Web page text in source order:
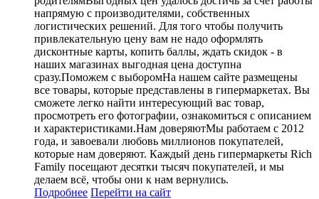
напрямую с производителями, собственных
логистических решений. Для того чтобы получить
привлекательную цену вам не надо оформлять
дисконтные карты, копить баллы, ждать скидок - в
наших магазинах выгодная цена доступна
сразу.Поможем с выборомНа нашем сайте размещены
все товары, которые представлены в гипермаркетах. Вы
сможете легко найти интересующий вас товар,
просмотреть его фотографии, ознакомиться с описанием
и характеристиками.Нам доверяютМы работаем с 2012
года, и завоевали любовь миллионов покупателей,
которые нам доверяют. Каждый день гипермаркеты Rich
Family посещают десятки тысяч покупателей, и мы
делаем всё, чтобы они к нам вернулись.
Подробнее Перейти на сайт